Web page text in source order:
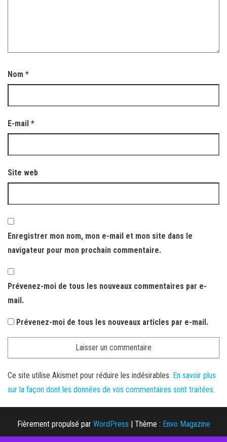
Nom *
E-mail *
Site web
Enregistrer mon nom, mon e-mail et mon site dans le
navigateur pour mon prochain commentaire.
Prévenez-moi de tous les nouveaux commentaires par e-
mail.
Prévenez-moi de tous les nouveaux articles par e-mail.
Ce site utilise Akismet pour réduire les indésirables. En savoir plus
sur la façon dont les données de vos commentaires sont traitées.
Fièrement propulsé par WordPress | Thème : Envo Magazine